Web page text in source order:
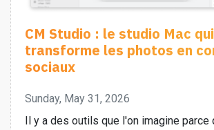
CM Studio : le studio Mac qui
transforme les photos en
sociaux
Sunday, May 31, 2026
Il y a des outils que l'on imagine parce